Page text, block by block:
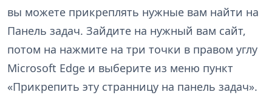
вы можете прикреплять нужные вам найти на
Панель задач. Зайдите на нужный вам сайт,
потом на нажмите на три точки в правом углу
Microsoft Edge и выберите из меню пункт
«Прикрепить эту странницу на панель задач».